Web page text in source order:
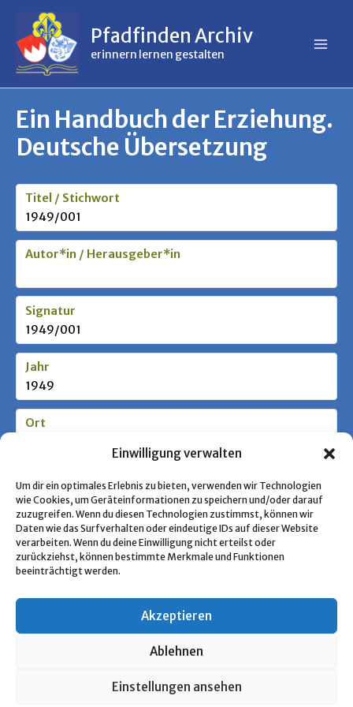
Einwilligung verwalten
Um dir ein optimales Erlebnis zu bieten, verwenden wir Technologien
wie Cookies, um Geräteinformationen zu speichern und/oder darauf
zuzugreifen. Wenn du diesen Technologien zustimmst, können wir
Daten wie das Surfverhalten oder eindeutige IDs auf dieser Website
verarbeiten. Wenn du deine Einwilligung nicht erteilst oder
zurückziehst, können bestimmte Merkmale und Funktionen
beeinträchtigt werden.
Akzeptieren
Ablehnen
Einstellungen ansehen
springen
springen
Pfadfinden Archiv
erinnern lernen gestalten
Ein Handbuch der Erziehung.
Deutsche Übersetzung
Titel / Stichwort
1949/001
Autor*in / Herausgeber*in
Signatur
1949/001
Jahr
1949
Ort
Stufe / Zielgruppe
Schlagworte
Pfadfindertum; Schweiz
« Zurück zur Übersicht
Copyright © 2026 Pfadfinden Archiv